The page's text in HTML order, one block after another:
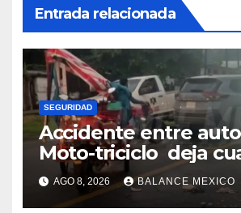
Entrada relacionada
SEGURIDAD
Accidente entre
Moto-triciclo deja
lesionados en Tuxtla
AGO 8, 2026 BALANCE MEXICO